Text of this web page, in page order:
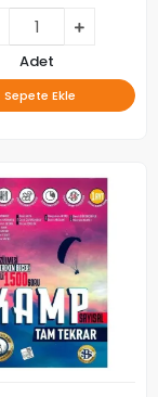
Adet
Sepete Ekle